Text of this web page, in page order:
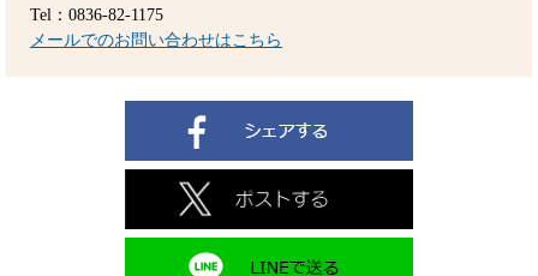
Tel：0836-82-1175
メールでのお問い合わせはこちら